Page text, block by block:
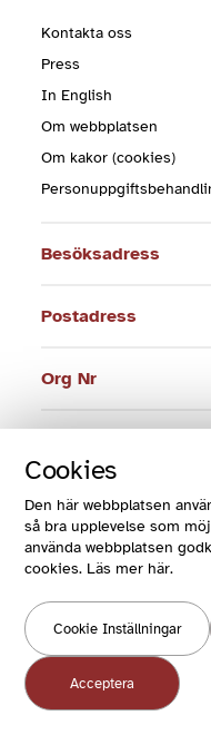
Cookies
Den här webbplatsen
så bra upplevelse som
använda webbplatsen
cookies. Läs mer här.
Cookie Inställningar
Acceptera
Kontakta oss
Press
In English
Om webbplatsen
Om kakor (cookies)
Besöksadress
Postadress
Org Nr
E-post
© 2024